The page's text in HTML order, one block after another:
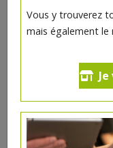
Vous y trouverez
mais également le
Rouge à
Pimentez votre
certifié bio Avril !
immédiatement
enrichie en huiles
intensément vos